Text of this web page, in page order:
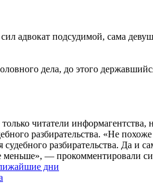
адвокат подсудимой, сама
дела, до этого
читатели
разбирательства. «Не
разбирательства. Да
меньше», — прокомментировали
дни